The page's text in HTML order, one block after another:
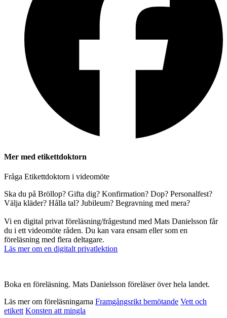
Mer med etikettdoktorn
Fråga Etikettdoktorn i videomöte
Ska du på Bröllop? Gifta dig? Konfirmation? Dop? Personalfest?
Välja kläder? Hålla tal? Jubileum? Begravning med mera?
Vi en digital privat föreläsning/frågestund med Mats Danielsson får
du i ett videomöte råden. Du kan vara ensam eller som en
föreläsning med flera deltagare.
Läs mer om en digitalt privatlektion
Boka en föreläsning. Mats Danielsson föreläser över hela landet.
Läs mer om föreläsningarna Framgångsrikt bemötande Vett och
etikett Konsten att mingla